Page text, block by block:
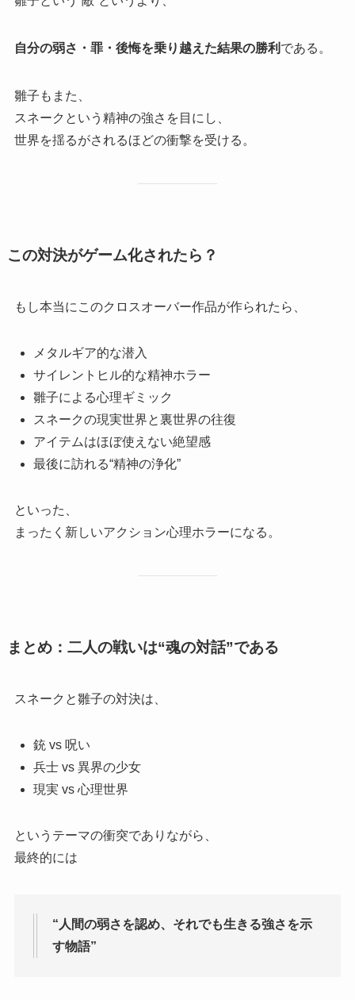
自分の弱さ・罪・後悔を乗り越えた結果の勝利 である。
雛子もまた、
スネークという精神の強さを目にし、
世界を揺るがされるほどの衝撃を受ける。
この対決がゲーム化されたら？
もし本当にこのクロスオーバー作品が作られたら、
メタルギア的な潜入
サイレントヒル的な精神ホラー
雛子による心理ギミック
スネークの現実世界と裏世界の往復
アイテムはほぼ使えない絶望感
最後に訪れる“精神の浄化”
といった、
まったく新しいアクション心理ホラーになる。
まとめ：二人の戦いは“魂の対話”である
スネークと雛子の対決は、
銃 vs 呪い
兵士 vs 異界の少女
現実 vs 心理世界
というテーマの衝突でありながら、
最終的には
“人間の弱さを認め、それでも生きる強さを示
す物語”